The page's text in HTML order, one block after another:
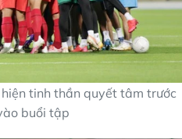
tinh thần quyết tâm trước
buổi tập